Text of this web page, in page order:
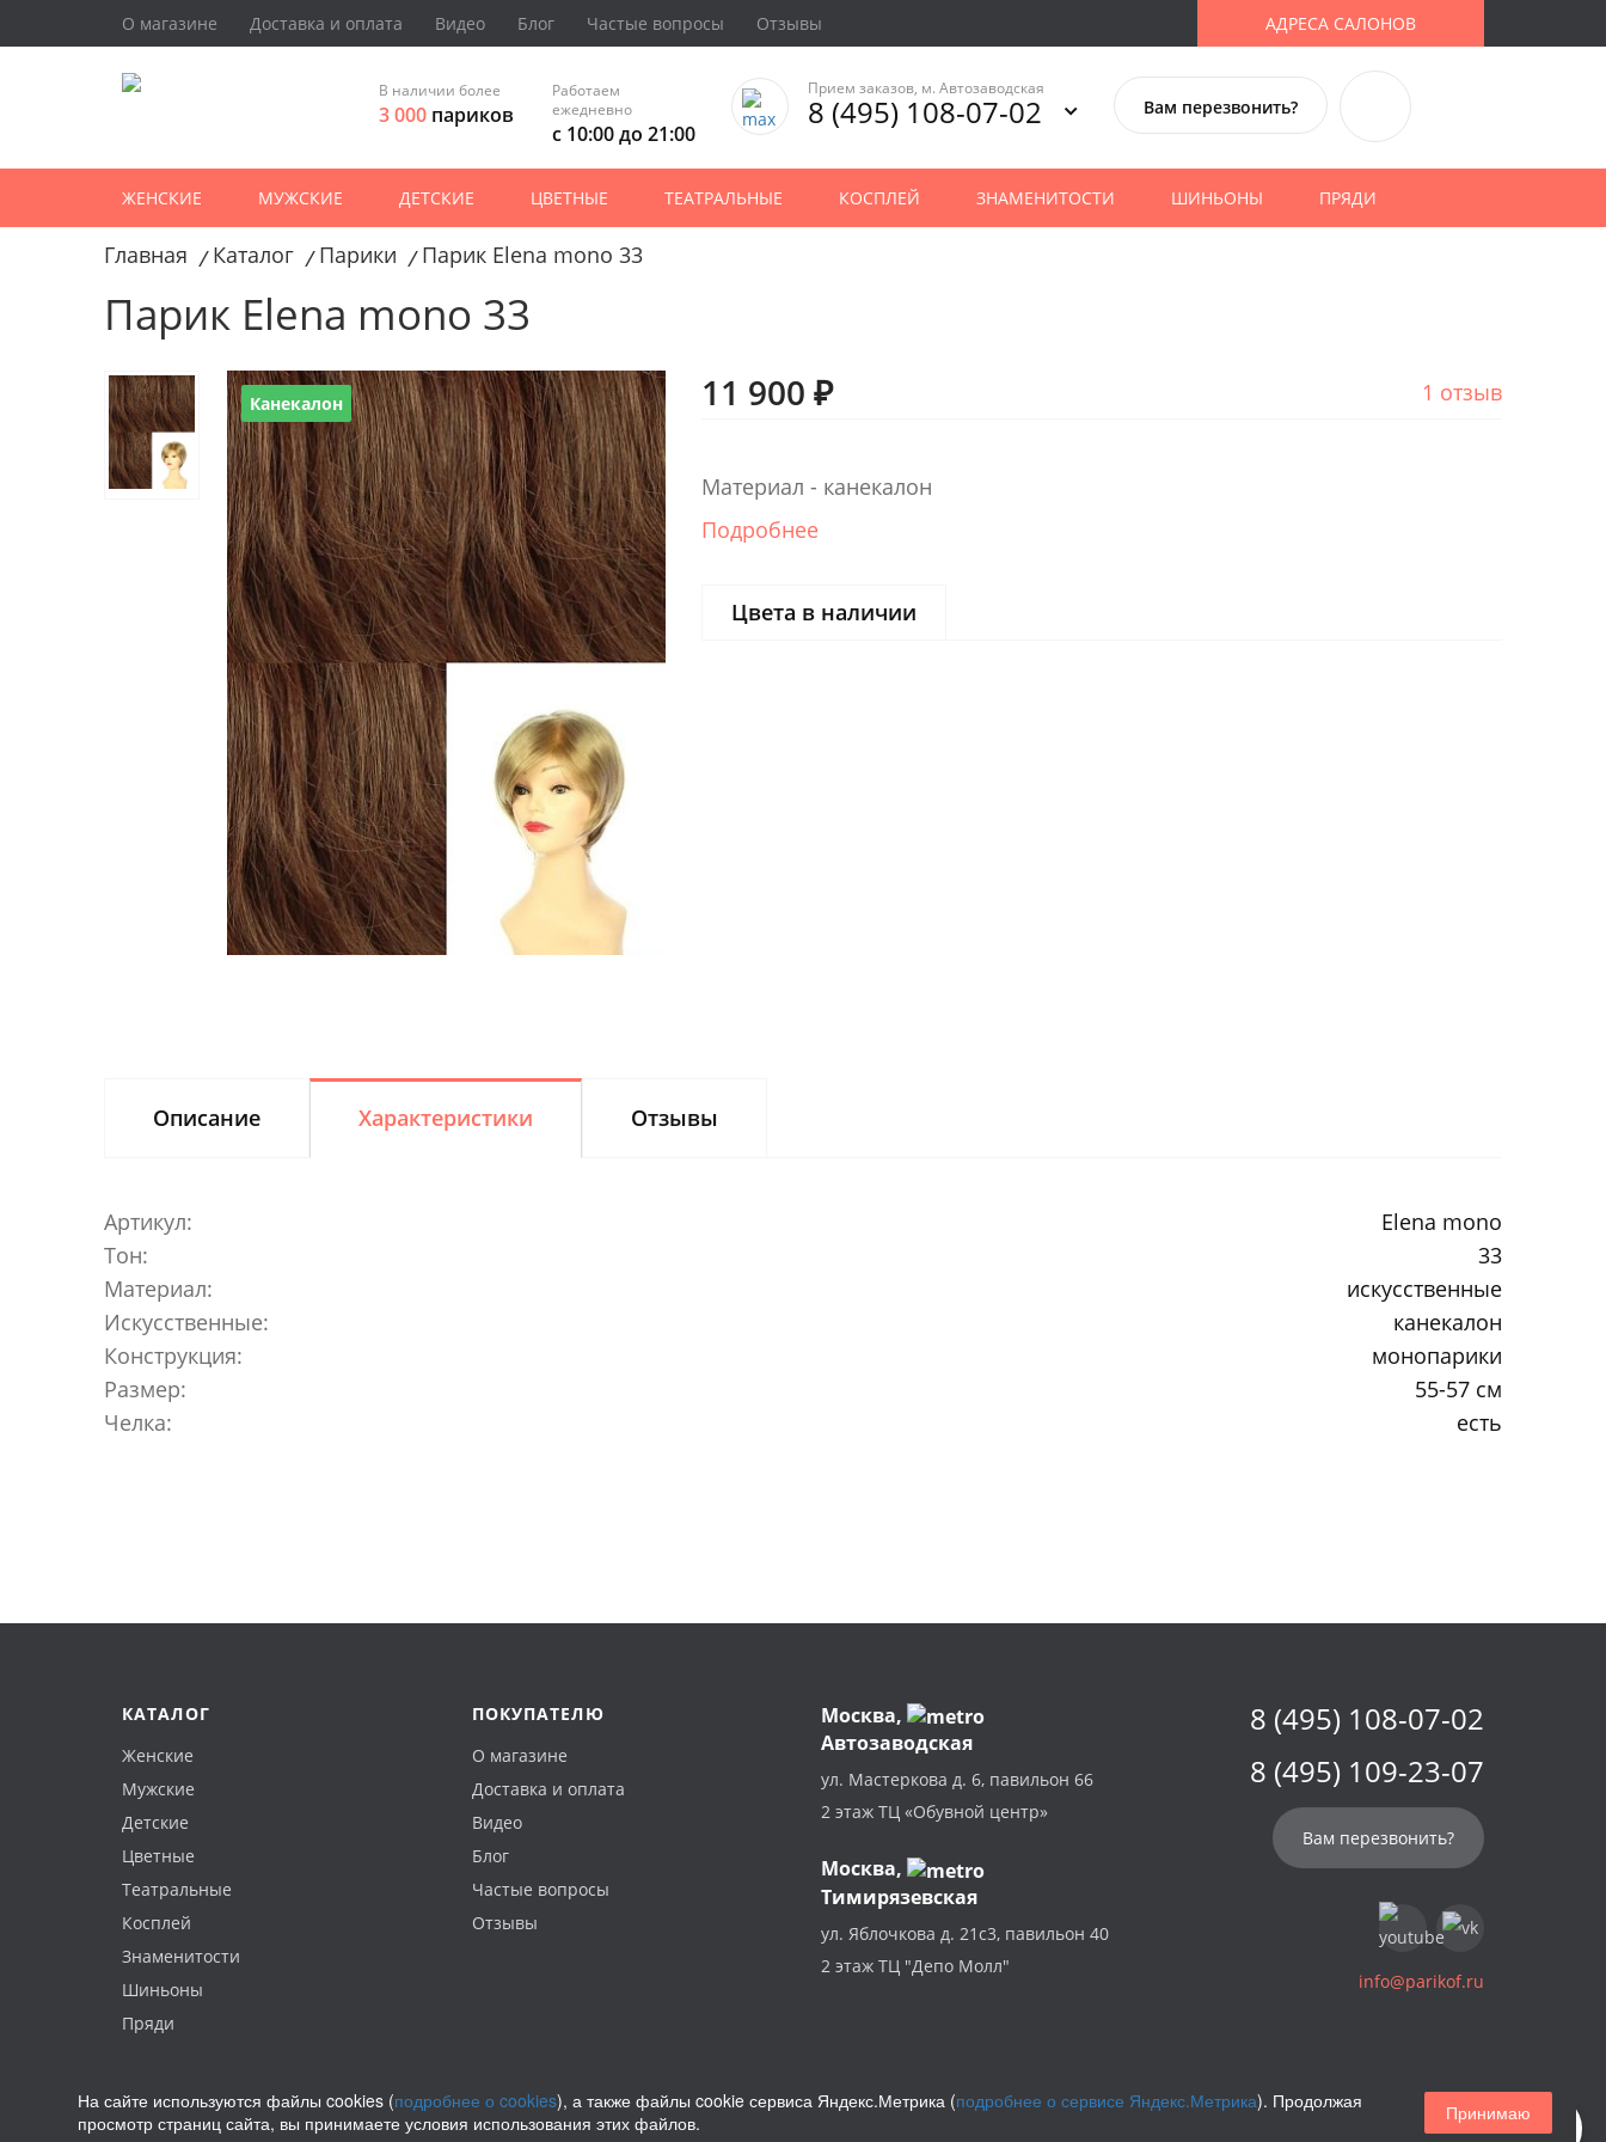
О магазине Доставка и оплата Видео Блог Частые вопросы Отзывы АДРЕСА САЛОНОВ
В наличии более
3 000 париков
Работаем
ежедневно
с 10:00 до 21:00
Прием заказов, м. Автозаводская
8 (495) 108-07-02 Вам перезвонить?
ЖЕНСКИЕ МУЖСКИЕ ДЕТСКИЕ ЦВЕТНЫЕ ТЕАТРАЛЬНЫЕ КОСПЛЕЙ ЗНАМЕНИТОСТИ ШИНЬОНЫ ПРЯДИ
Главная / Каталог / Парики / Парик Elena mono 33
Парик Elena mono 33
Канекалон 11 900 ₽ 1 отзыв
Материал - канекалон
Подробнее
Цвета в наличии
Описание Характеристики Отзывы
Артикул:
Elena mono
Тон:
33
Материал:
искусственные
Искусственные:
канекалон
Конструкция:
монопарики
Размер:
55-57 см
Челка:
есть
КАТАЛОГ
Женские
Мужские
Детские
Цветные
Театральные
Косплей
Знаменитости
Шиньоны
Пряди
ПОКУПАТЕЛЮ
О магазине
Доставка и оплата
Видео
Блог
Частые вопросы
Отзывы
Москва,
Автозаводская
ул. Мастеркова д. 6, павильон 66
2 этаж ТЦ «Обувной центр»
Москва,
Тимирязевская
ул. Яблочкова д. 21с3, павильон 40
2 этаж ТЦ "Депо Молл"
8 (495) 108-07-02
8 (495) 109-23-07
Вам перезвонить?
info@parikof.ru
Политика конфиденциальности Магазин париков — Parikof. 2026
На сайте используются файлы cookies (подробнее о cookies), а также файлы cookie сервиса Яндекс.Метрика (подробнее о сервисе Яндекс.Метрика). Продолжая
просмотр страниц сайта, вы принимаете условия использования этих файлов.
Принимаю